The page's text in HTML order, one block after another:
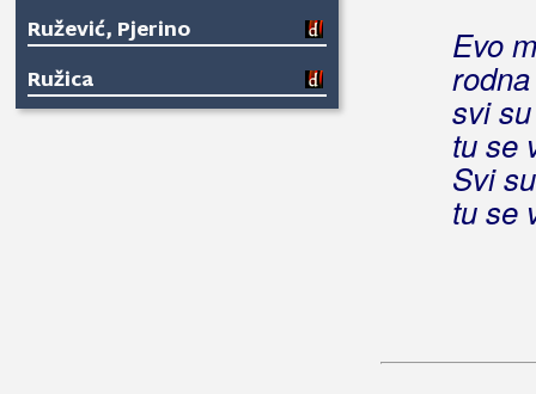
Ružević, Pjerino
Ružica
Evo
svi
tu se
Svi
tu se